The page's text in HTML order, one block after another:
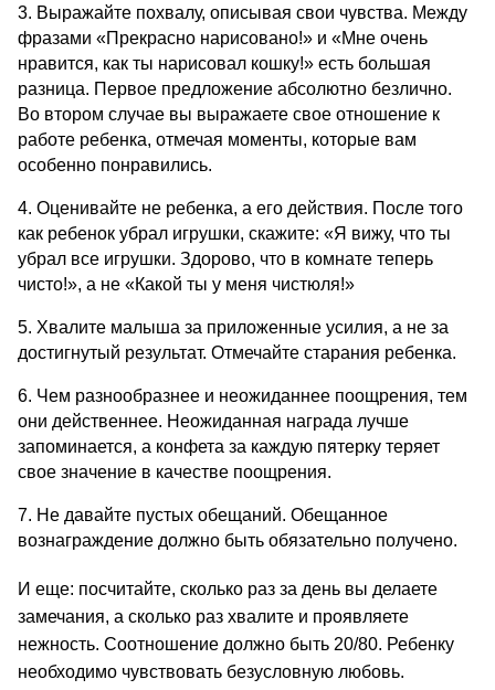
3. Выражайте похвалу, описывая свои чувства. Между
фразами «Прекрасно нарисовано!» и «Мне очень
нравится, как ты нарисовал кошку!» есть большая
разница. Первое предложение абсолютно безлично.
Во втором случае вы выражаете свое отношение к
работе ребенка, отмечая моменты, которые вам
особенно понравились.
4. Оценивайте не ребенка, а его действия. После того
как ребенок убрал игрушки, скажите: «Я вижу, что ты
убрал все игрушки. Здорово, что в комнате теперь
чисто!», а не «Какой ты у меня чистюля!»
5. Хвалите малыша за приложенные усилия, а не за
достигнутый результат. Отмечайте старания ребенка.
6. Чем разнообразнее и неожиданнее поощрения, тем
они действеннее. Неожиданная награда лучше
запоминается, а конфета за каждую пятерку теряет
свое значение в качестве поощрения.
7. Не давайте пустых обещаний. Обещанное
вознаграждение должно быть обязательно получено.
И еще: посчитайте, сколько раз за день вы делаете
замечания, а сколько раз хвалите и проявляете
нежность. Соотношение должно быть 20/80. Ребенку
необходимо чувствовать безусловную любовь.